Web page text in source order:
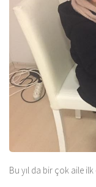
Bu yıl da bir çok aile